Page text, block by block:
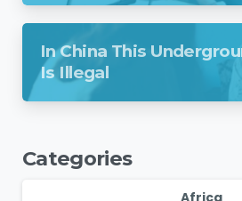
In China This
Is Illegal
Categories
Africa